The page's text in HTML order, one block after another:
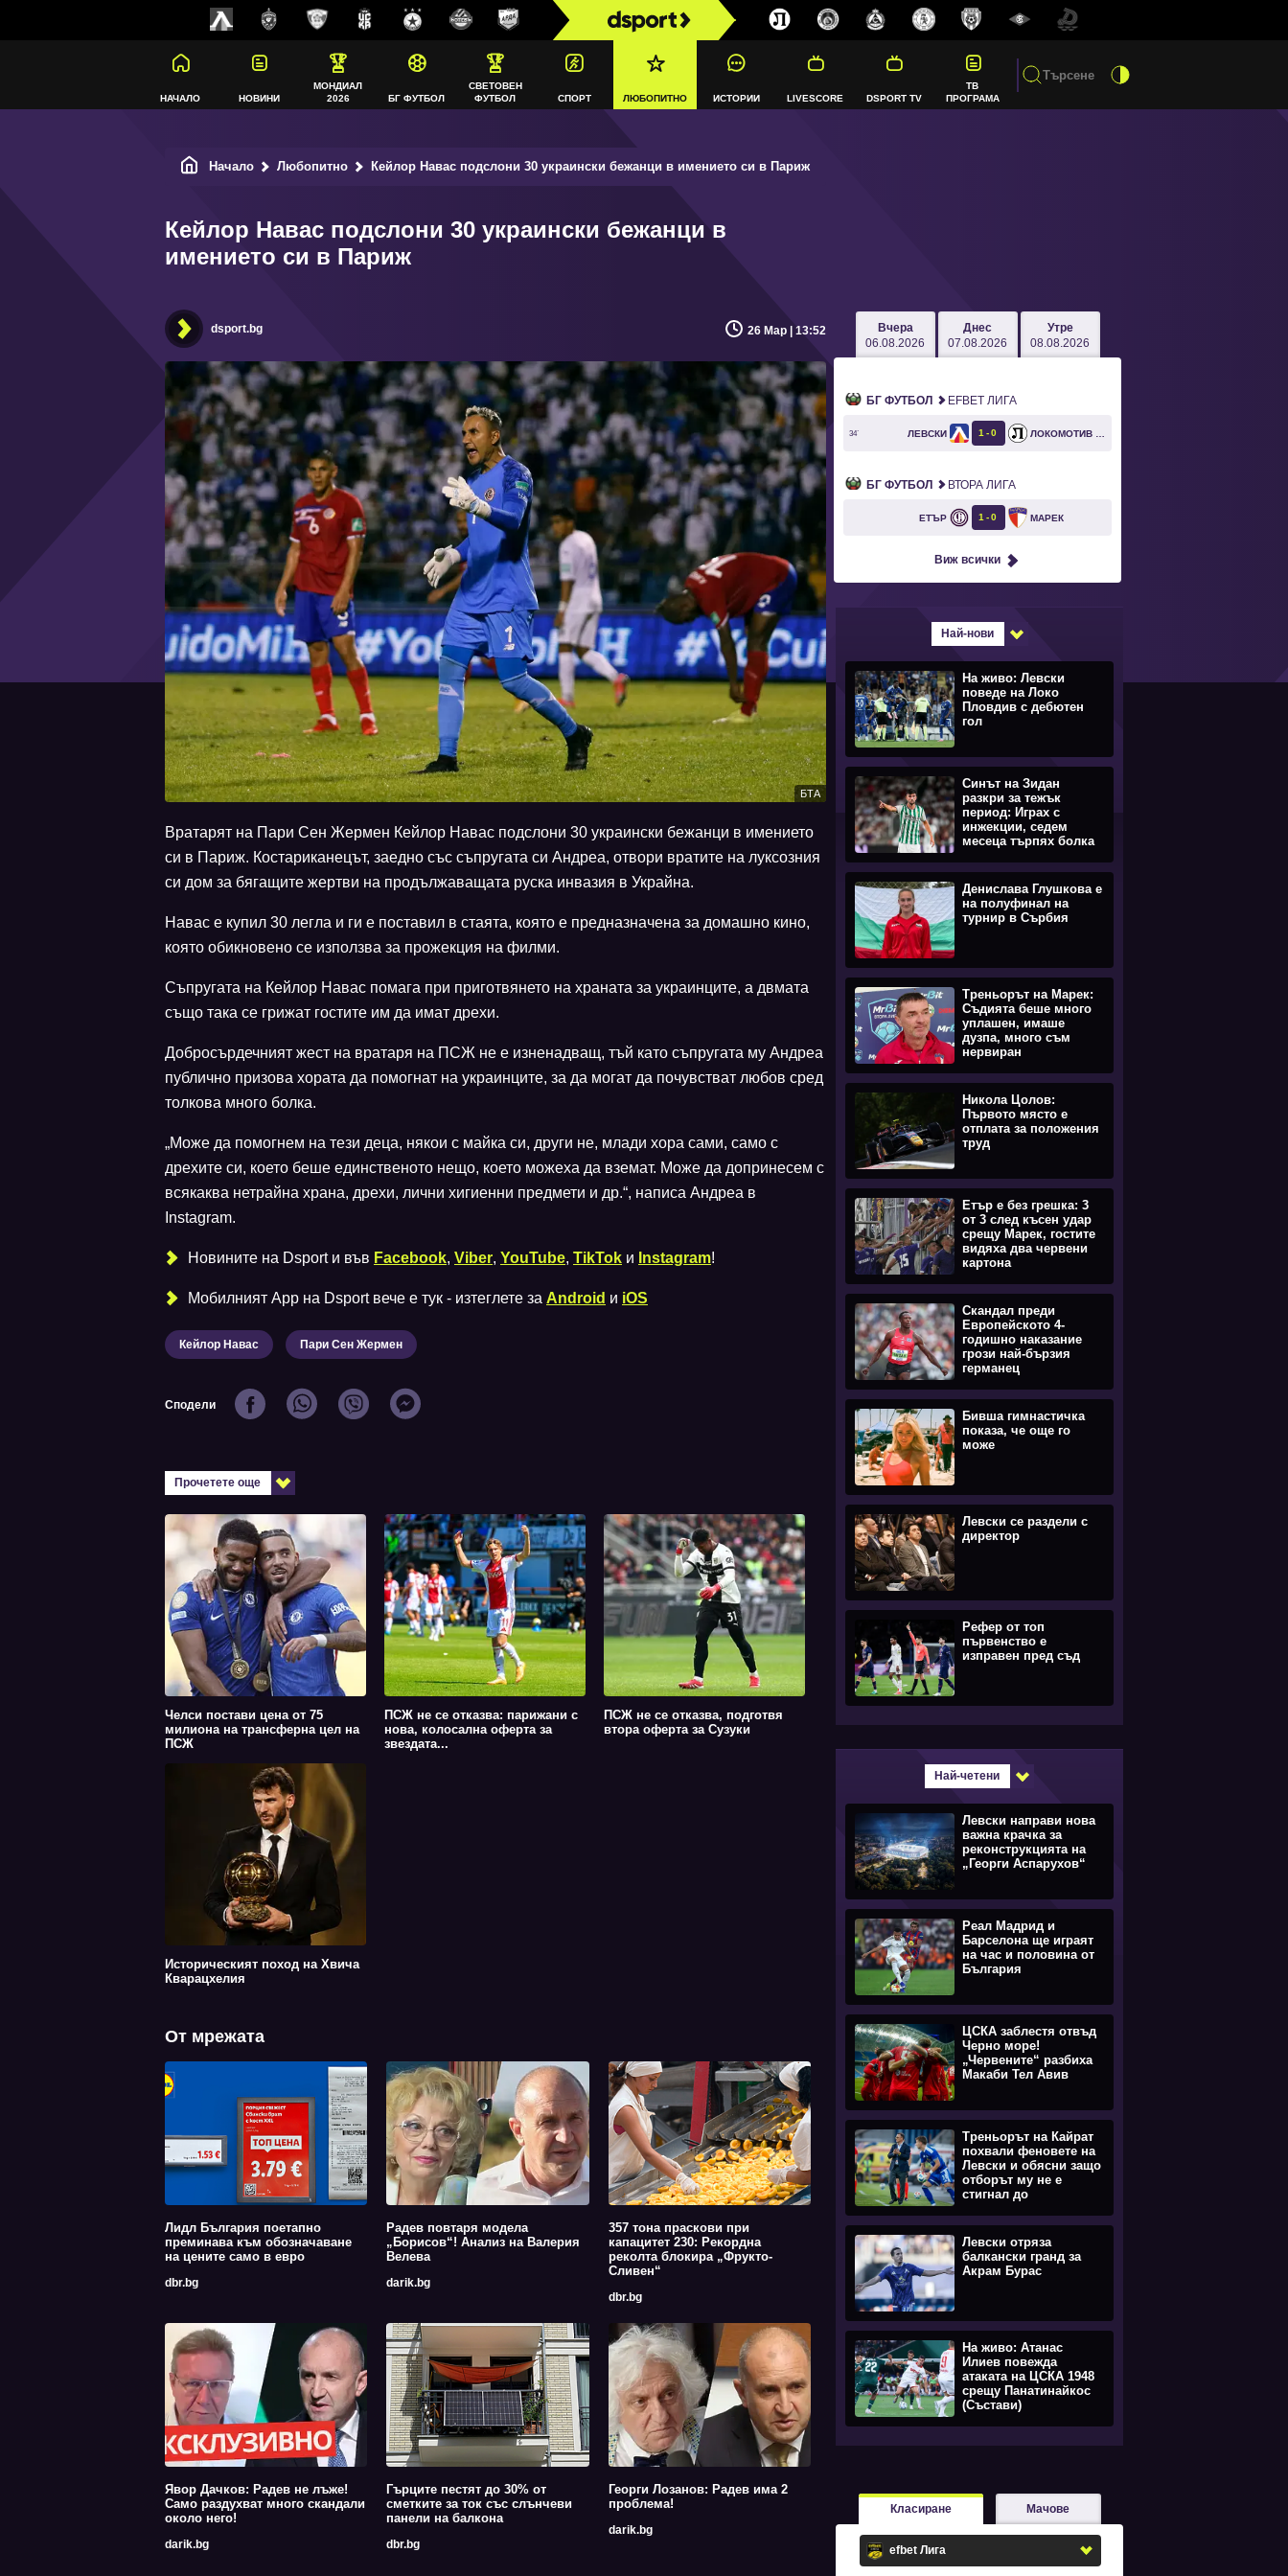
НАЧАЛО НОВИНИ
МОНДИАЛ
2026
БГ ФУТБОЛ
СВЕТОВЕН
ФУТБОЛ
СПОРТ ЛЮБОПИТНО ИСТОРИИ LIVESCORE DSPORT TV
ТВ
ПРОГРАМА
Начало Любопитно Кейлор Навас подслони 30 украински бежанци в имението си в Париж
Кейлор Навас подслони 30 украински бежанци в
имението си в Париж
dsport.bg 26 Мар | 13:52
БТА
Вратарят на Пари Сен Жермен Кейлор Навас подслони 30 украински бежанци в имението
си в Париж. Костариканецът, заедно със съпругата си Андреа, отвори вратите на луксозния
си дом за бягащите жертви на продължаващата руска инвазия в Украйна.
Навас е купил 30 легла и ги е поставил в стаята, която е предназначена за домашно кино,
която обикновено се използва за прожекция на филми.
Съпругата на Кейлор Навас помага при приготвянето на храната за украинците, а двмата
също така се грижат гостите им да имат дрехи.
Добросърдечният жест на вратаря на ПСЖ не е изненадващ, тъй като съпругата му Андреа
публично призова хората да помогнат на украинците, за да могат да почувстват любов сред
толкова много болка.
„Може да помогнем на тези деца, някои с майка си, други не, млади хора сами, само с
дрехите си, което беше единственото нещо, което можеха да вземат. Може да допринесем с
всякаква нетрайна храна, дрехи, лични хигиенни предмети и др.“, написа Андреа в
Instagram.
Новините на Dsport и във Facebook, Viber, YouTube, TikTok и Instagram!
Мобилният Аpp на Dsport вече е тук - изтеглете за Android и iOS
Кейлор Навас Пари Сен Жермен
Сподели
Прочетете още
Челси постави цена от 75
милиона на трансферна цел на
ПСЖ
ПСЖ не се отказва: парижани с
нова, колосална оферта за
звездата...
ПСЖ не се отказва, подготвя
втора оферта за Сузуки
Историческият поход на Хвича
Кварацхелия
От мрежата
Лидл България поетапно
преминава към обозначаване
на цените само в евро
dbr.bg
Радев повтаря модела
„Борисов“! Анализ на Валерия
Велева
darik.bg
357 тона праскови при
капацитет 230: Рекордна
реколта блокира „Фрукто-
Сливен“
dbr.bg
Явор Дачков: Радев не лъже!
Само раздухват много скандали
около него!
darik.bg
Гърците пестят до 30% от
сметките за ток със слънчеви
панели на балкона
dbr.bg
Георги Лозанов: Радев има 2
проблема!
darik.bg
Вчера
06.08.2026
Днес
07.08.2026
Утре
08.08.2026
БГ ФУТБОЛ EFBET ЛИГА
34` ЛЕВСКИ 1 0
БГ ФУТБОЛ ВТОРА ЛИГА
ЕТЪР 1 0 МАРЕК
Виж всички
Най-нови
На живо: Левски
поведе на Локо
Пловдив с дебютен
гол
Синът на Зидан
разкри за тежък
период: Играх с
инжекции, седем
месеца търпях болка
Денислава Глушкова е
на полуфинал на
турнир в Сърбия
Треньорът на Марек:
Съдията беше много
уплашен, имаше
дузпа, много съм
нервиран
Никола Цолов:
Първото място е
отплата за положения
труд
Етър е без грешка: 3
от 3 след късен удар
срещу Марек, гостите
видяха два червени
картона
Скандал преди
Европейското 4-
годишно наказание
грози най-бързия
германец
Бивша гимнастичка
показа, че още го
може
Левски се раздели с
директор
Рефер от топ
първенство е
изправен пред съд
Най-четени
Левски направи нова
важна крачка за
реконструкцията на
„Георги Аспарухов“
Реал Мадрид и
Барселона ще играят
на час и половина от
България
ЦСКА заблестя отвъд
Черно море!
„Червените“ разбиха
Макаби Тел Авив
Треньорът на Кайрат
похвали феновете на
Левски и обясни защо
отборът му не е
стигнал до
Левски отряза
балкански гранд за
Акрам Бурас
На живо: Атанас
Илиев повежда
атаката на ЦСКА 1948
срещу Панатинайкос
(Състави)
Класиране Мачове